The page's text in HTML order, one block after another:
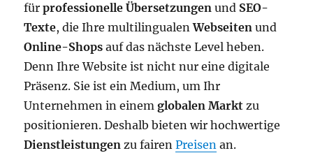
fürprofessionelle Übersetzungen und SEO-
Texte, die Ihre multilingualenWebseiten und
Online-Shops auf das nächste Level heben.
Denn Ihre Website ist nicht nur eine digitale
Präsenz. Sie ist ein Medium, um Ihr
Unternehmen in einemglobalen Markt zu
positionieren. Deshalb bieten wir hochwertige
Dienstleistungen zu fairenPreisen an.